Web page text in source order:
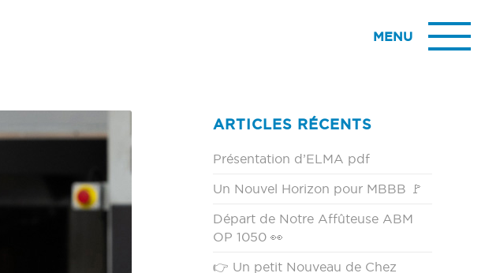
ARTICLES RÉCENTS
Présentation d’ELMA pdf
Un Nouvel Horizon pour MBBB 🚩
Départ de Notre Affûteuse ABM
OP 1050 👀
👉 Un petit Nouveau de Chez